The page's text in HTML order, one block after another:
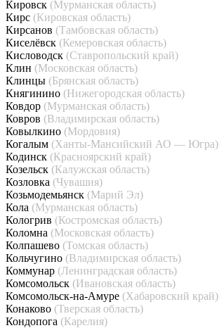
Кировск (Мурманская область)
Кирс (Кировская область)
Кирсанов (Тамбовская область)
Киселёвск (Кемеровская область)
Кисловодск (Ставропольский край)
Клин (Московская область)
Клинцы (Брянская область)
Княгинино (Нижегородская область)
Ковдор (Мурманская область)
Ковров (Владимирская область)
Ковылкино (Мордовия)
Когалым (Ханты-Мансийский АО — Югра)
Кодинск (Красноярский край)
Козельск (Калужская область)
Козловка (Чувашия)
Козьмодемьянск (Марий Эл)
Кола (Мурманская область)
Кологрив (Костромская область)
Коломна (Московская область)
Колпашево (Томская область)
Кольчугино (Владимирская область)
Коммунар (Ленинградская область)
Комсомольск (Ивановская область)
Комсомольск-на-Амуре (Хабаровский край)
Конаково (Тверская область)
Кондопога (Карелия)